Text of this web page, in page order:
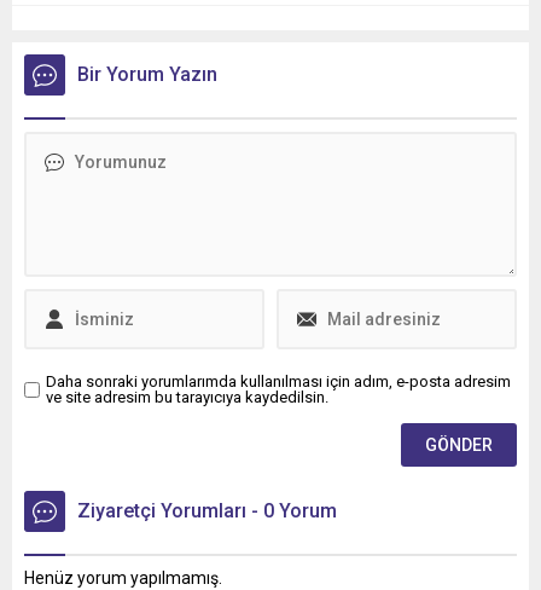
Bir Yorum Yazın
Daha sonraki yorumlarımda kullanılması için adım, e-posta adresim
ve site adresim bu tarayıcıya kaydedilsin.
Ziyaretçi Yorumları - 0 Yorum
Henüz yorum yapılmamış.